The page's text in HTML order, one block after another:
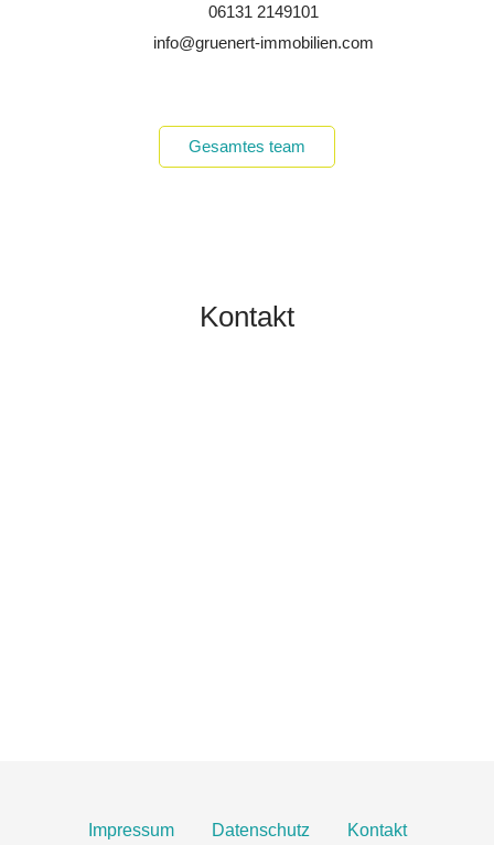
06131 2149101
info@gruenert-immobilien.com
Gesamtes team
Kontakt
Impressum Datenschutz Kontakt